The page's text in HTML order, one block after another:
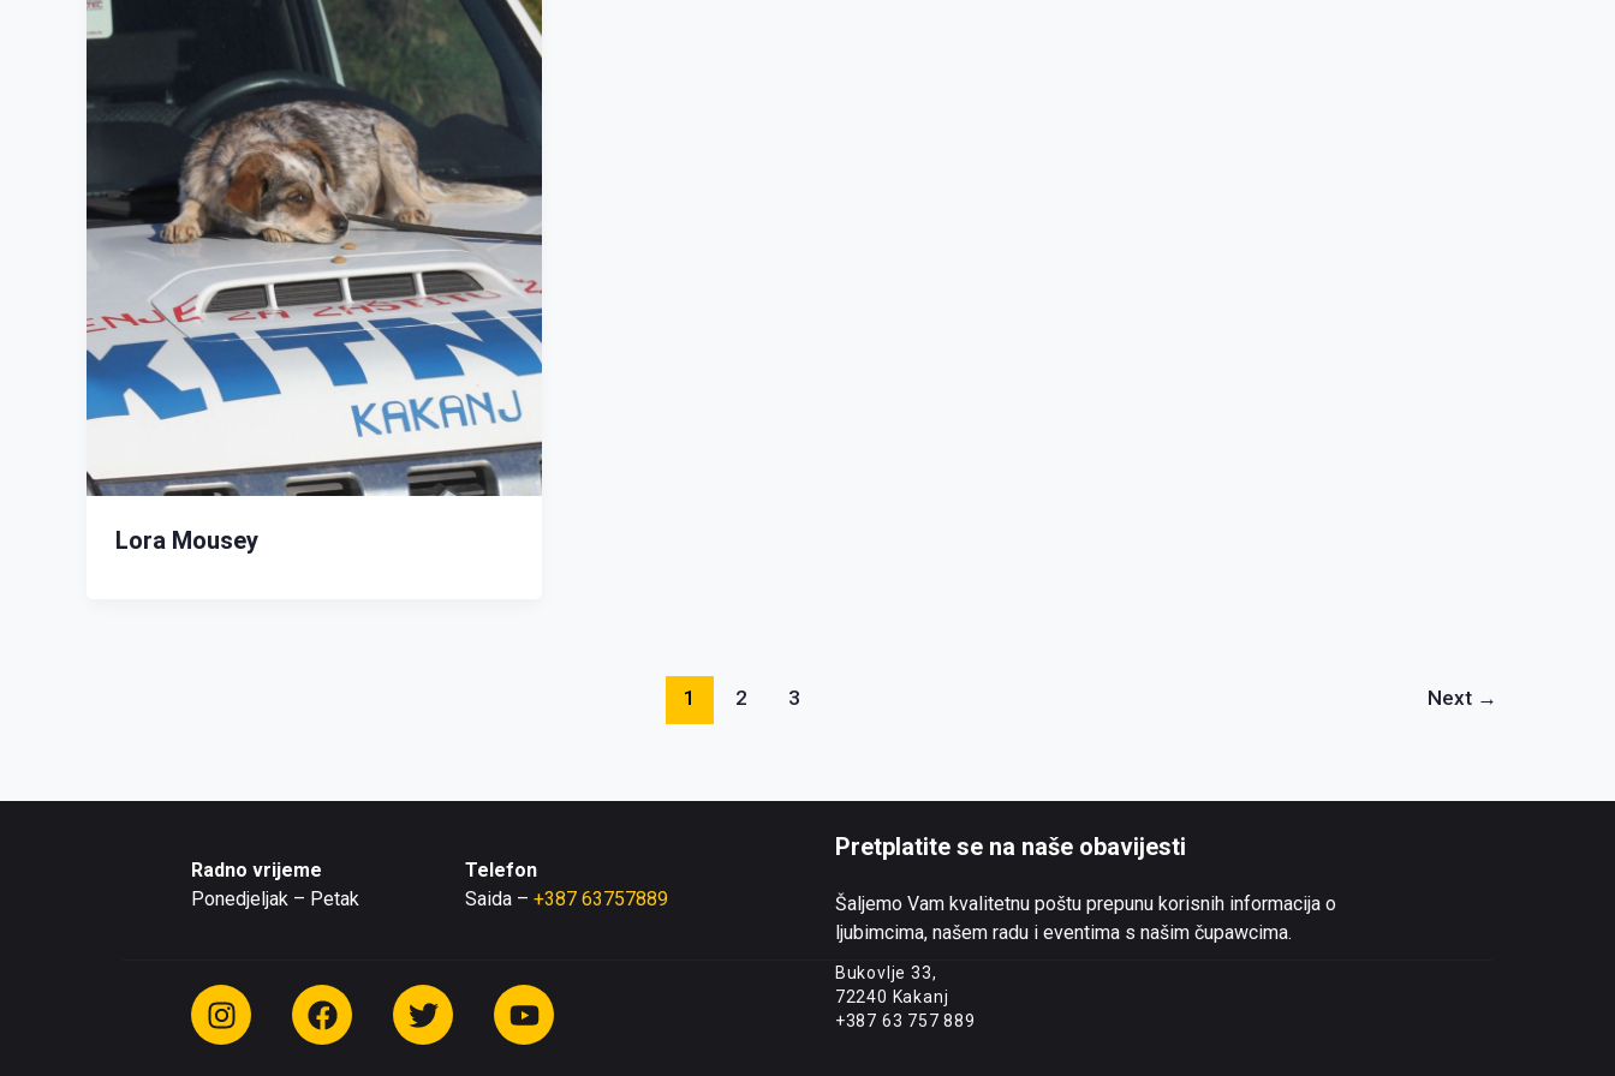
Lora Mousey
1 2 3 Next →
Radno vrijeme
Ponedjeljak – Petak
Telefon
Saida – +387 63757889
Pretplatite se na naše obavijesti
Šaljemo Vam kvalitetnu poštu prepunu korisnih informacija o
ljubimcima, našem radu i eventima s našim čupawcima.
I
n
F
a
T
w
Y
o
Bukovlje 33,
72240 Kakanj
+387 63 757 889